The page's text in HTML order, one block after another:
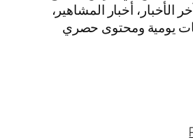
الأخبار، أخبار المشاهير،
يومية ومحتوى حصري